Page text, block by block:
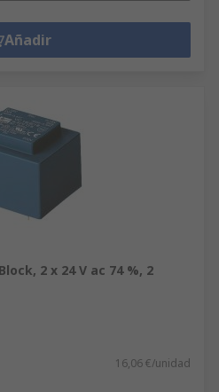
Añadir
2 x 24 V ac 74 %, 2
16,06 €/unidad